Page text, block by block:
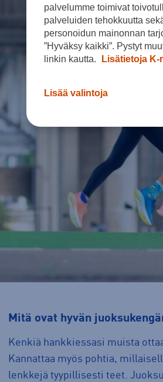
mitä ovat hyvän
Kenkiä hankkiessasi muista
Kannattaa myös pohtia,
lenkkejä tyypillisesti teet.
palvelumme toimivat
palveluiden tehokkuutta
personoidun mainonnan
”Hyväksy kaikki”. Pystyt
linkin kautta.
Lisätietoja
Lisää valintoja